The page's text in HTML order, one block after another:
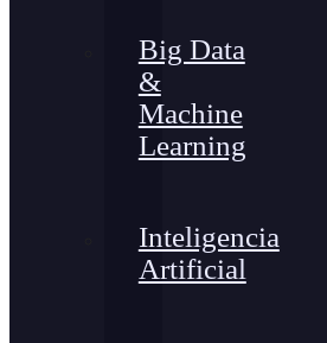
Big Data
&
Machine
Learning
Inteligencia
Artificial